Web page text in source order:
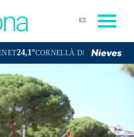
ES
DE LLOBREGAT23,0°SANT